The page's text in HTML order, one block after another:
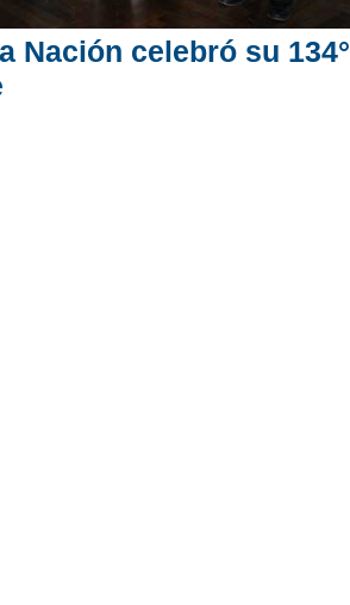
Nación celebró su 134°